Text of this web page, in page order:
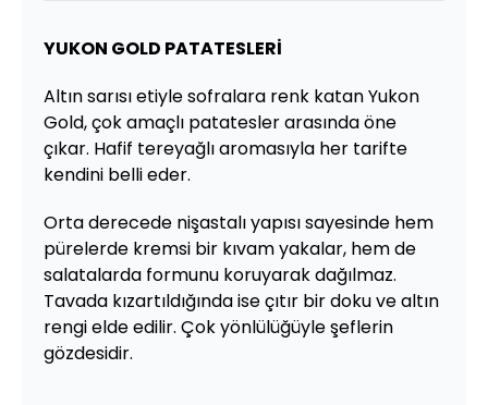
YUKON GOLD PATATESLERİ
Altın sarısı etiyle sofralara renk katan Yukon
Gold, çok amaçlı patatesler arasında öne
çıkar. Hafif tereyağlı aromasıyla her tarifte
kendini belli eder.
Orta derecede nişastalı yapısı sayesinde hem
pürelerde kremsi bir kıvam yakalar, hem de
salatalarda formunu koruyarak dağılmaz.
Tavada kızartıldığında ise çıtır bir doku ve altın
rengi elde edilir. Çok yönlülüğüyle şeflerin
gözdesidir.